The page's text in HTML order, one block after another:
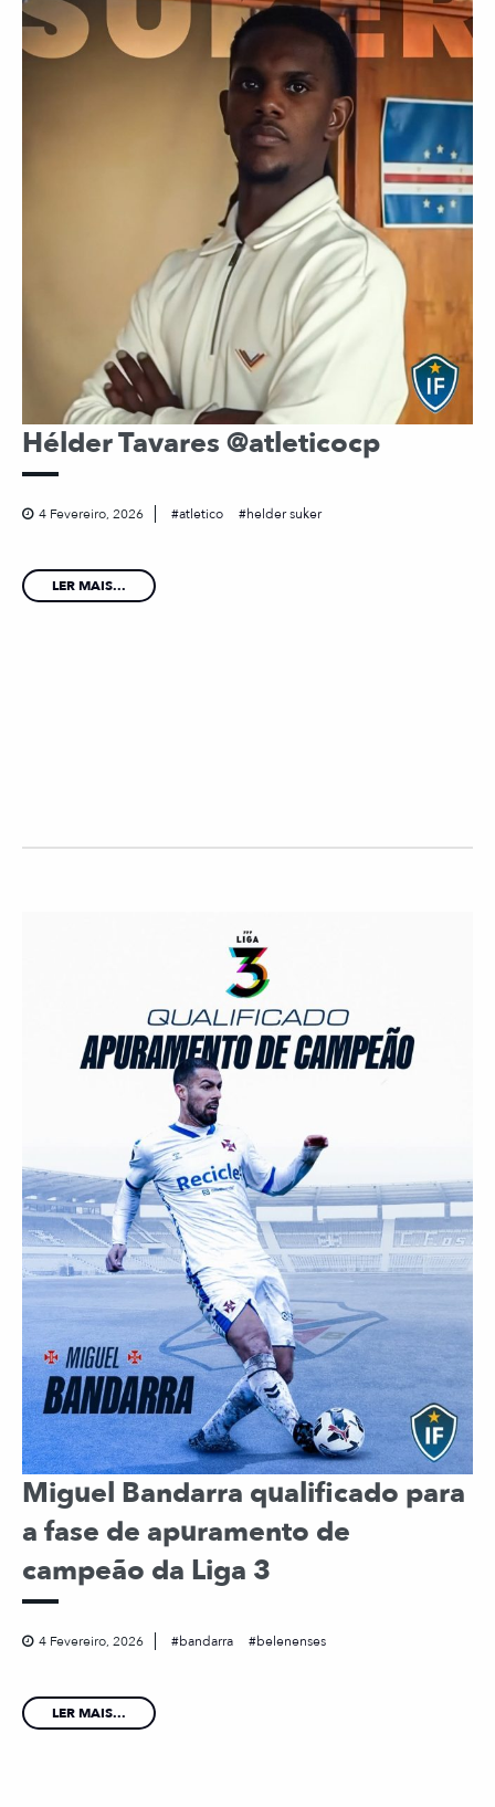
Hélder Tavares @atleticocp
4 Fevereiro, 2026 atletico helder suker
LER MAIS...
Miguel Bandarra qualificado para
a fase de apuramento de
campeão da Liga 3
4 Fevereiro, 2026 bandarra belenenses
LER MAIS...